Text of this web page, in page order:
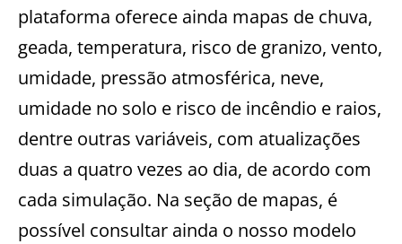
plataforma oferece ainda mapas de chuva,
geada, temperatura, risco de granizo, vento,
umidade, pressão atmosférica, neve,
umidade no solo e risco de incêndio e raios,
dentre outras variáveis, com atualizações
duas a quatro vezes ao dia, de acordo com
cada simulação. Na seção de mapas, é
possível consultar ainda o nosso modelo